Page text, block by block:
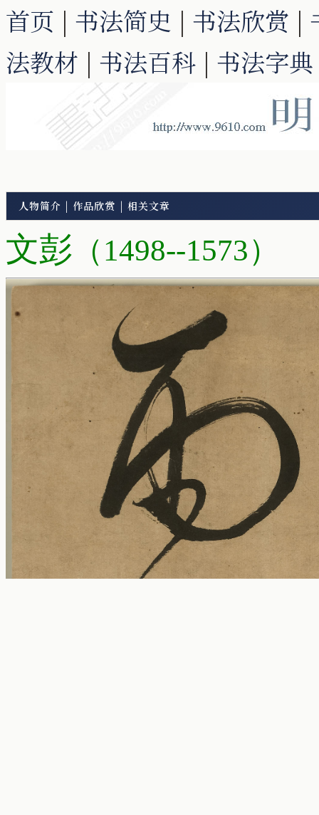
首页 | 书法简史 | 书法欣赏 |
法教材 | 书法百科 | 书法字典
人物简介 | 作品欣赏 | 相关文章
文彭 （1498--1573）